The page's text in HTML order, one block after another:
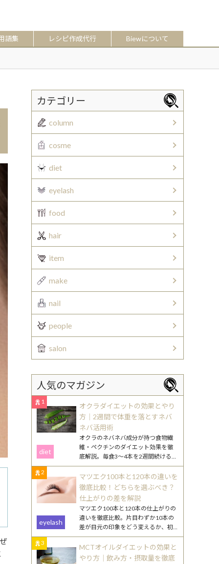
語集 レシピ作成代行 Biewについて
カテゴリー
column
cosme
diet
eyelash
food
hair
item
make
nail
people
salon
人気のマガジン
1
オクラダイエットの効果とやり
方｜2週間で体重を落とすネバ
ネバ活用術
diet
オクラのネバネバ成分が持つ食物繊
維・ペクチンのダイエット効果を徹
底解説。毎食3〜4本を2週間続けるや
り方や、効果を高める食べ合わせ・
調理のコツを紹介します。
2
マツエク100本と120本の違いを
徹底比較！どちらを選ぶべき？
仕上がりの差を解説
eyelash
マツエク100本と120本の仕上がりの
違いを徹底比較。片目わずか10本の
差が目元の印象をどう変えるか、初
心者向けの選び方やまつ毛ケアのポ
イントも詳しく解説します。
3
MCTオイルダイエットの効果と
やり方｜飲み方・摂取量を徹底